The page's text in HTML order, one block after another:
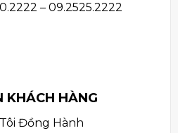
– 09.2525.2222
KHÁCH HÀNG
Đồng Hành